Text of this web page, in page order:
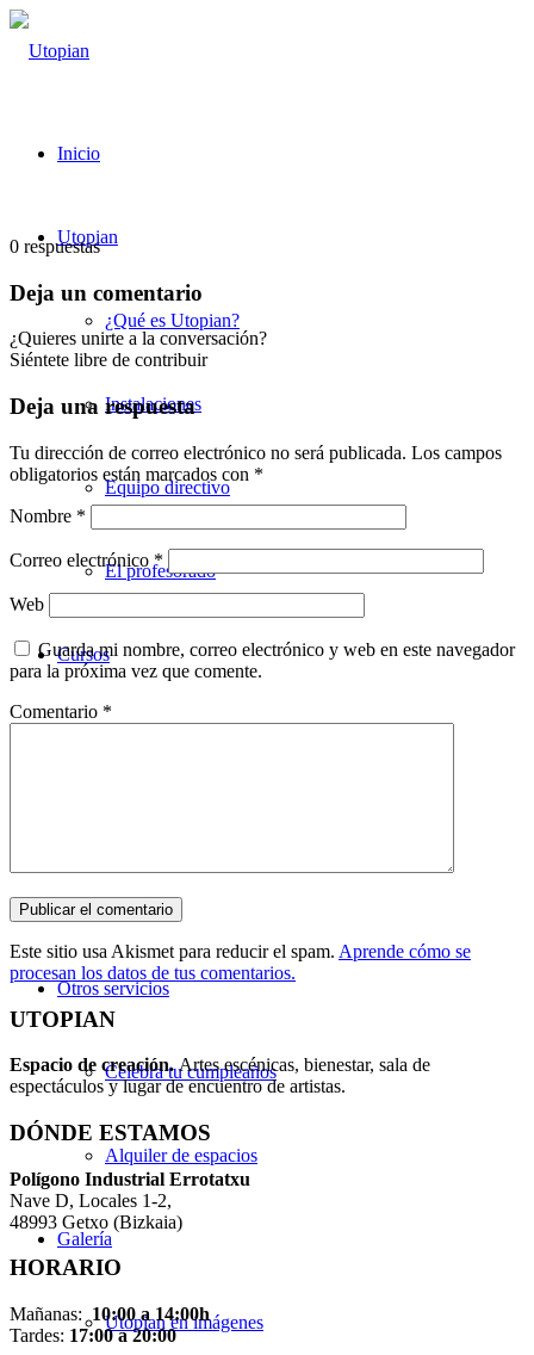
Inicio
Utopian
¿Qué es Utopian?
Instalaciones
Equipo directivo
El profesorado
Cursos
Música
Otros servicios
Celebra tu cumpleaños
Alquiler de espacios
Galería
Utopian en imágenes
0 respuestas
Deja un comentario
¿Quieres unirte a la conversación?
Siéntete libre de contribuir
Deja una respuesta
Tu dirección de correo electrónico no será publicada. Los campos
obligatorios están marcados con *
Nombre *
Correo electrónico *
Web
Guarda mi nombre, correo electrónico y web en este navegador
para la próxima vez que comente.
Comentario *
Este sitio usa Akismet para reducir el spam. Aprende cómo se
procesan los datos de tus comentarios.
UTOPIAN
Espacio de creación.Artes escénicas, bienestar, sala de
espectáculos y lugar de encuentro de artistas.
DÓNDE ESTAMOS
Polígono Industrial Errotatxu
Nave D, Locales 1-2,
48993 Getxo (Bizkaia)
HORARIO
Mañanas: 10:00 a 14:00h
Tardes: 17:00 a 20:00